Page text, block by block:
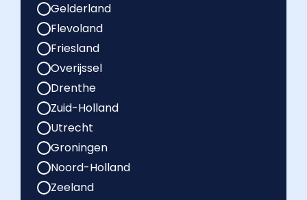
Gelderland
Flevoland
Friesland
Overijssel
Drenthe
Zuid-Holland
Utrecht
Groningen
Noord-Holland
Zeeland